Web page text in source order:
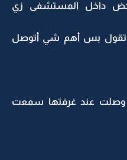
داخل المستشفى زي
تقول بس أهم شي أتوصل
وصلت عند غرفتها سمعت